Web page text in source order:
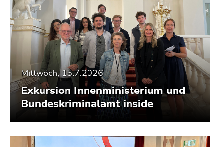
Mittwoch, 15.7.2026
Exkursion Innenministerium und
Bundeskriminalamt inside